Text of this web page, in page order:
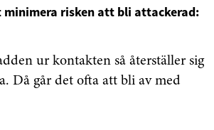
risken att bli attackerad:
ur kontakten så återställer sig
Då går det ofta att bli av med